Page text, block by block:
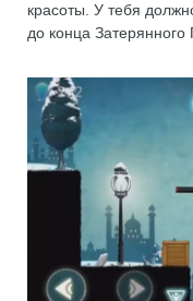
красоты. У тебя
до конца Затерянного